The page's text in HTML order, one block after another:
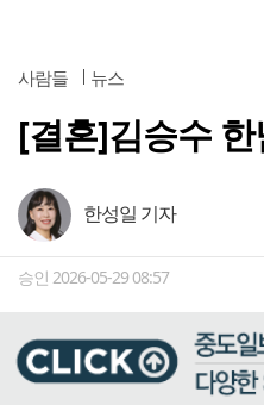
사람들 뉴스
[결혼]김승수
한성일 기자
승인 2026-05-29 08:57